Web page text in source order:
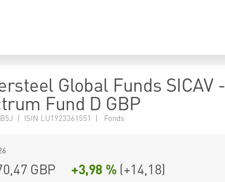
Global Funds SICAV -
Fund D GBP
| ISIN LU1923361551 | Fonds
GBP +3,98 % (+14,18)